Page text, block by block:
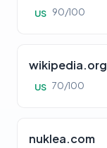
US 90/100
wikipedia.org
US 70/100
nuklea.com